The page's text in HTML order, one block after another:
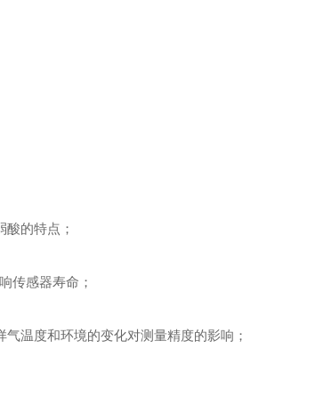
的特点；
传感器寿命；
温度和环境的变化对测量精度的影响；